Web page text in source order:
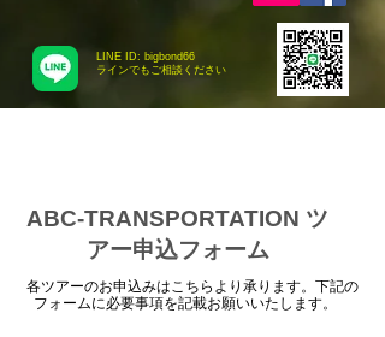
LINE ID: bigbond66
​ラインでもご相談ください
ABC-TRANSPORTATION ツ
アー申込フォーム
各ツアーのお申込みはこちらより承ります。下記の
フォームに必要事項を記載お願いいたします。